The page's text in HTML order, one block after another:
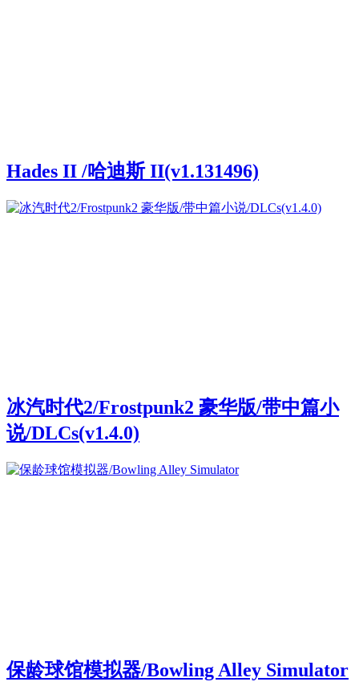
Hades II /哈迪斯 II(v1.131496)
冰汽时代2/Frostpunk2 豪华版/带中篇小
说/DLCs(v1.4.0)
保龄球馆模拟器/Bowling Alley Simulator